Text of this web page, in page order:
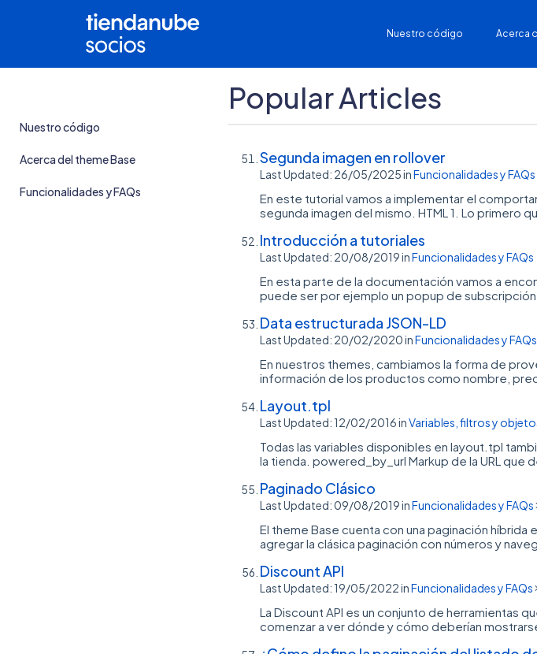
Nuestro código Acerca
Nuestro código
Acerca del theme Base
Funcionalidades y FAQs
Popular Articles
Segunda imagen en rollover
Last Updated: 26/05/2025inFuncionalidades y FAQs
En este tutorial vamos a implementar el
segunda imagen del mismo. HTML 1. Lo primero
Introducción a tutoriales
Last Updated: 20/08/2019inFuncionalidades y FAQs
En esta parte de la documentación vamos a
puede ser por ejemplo un popup de
Data estructurada JSON-LD
Last Updated: 20/02/2020inFuncionalidades y FAQs
En nuestros themes, cambiamos la forma de
información de los productos como nombre,
Layout.tpl
Last Updated: 12/02/2016inVariables, filtros y
Todas las variables disponibles en layout.tpl
la tienda. powered_by_url Markup de la URL que
Paginado Clásico
Last Updated: 09/08/2019inFuncionalidades y FAQs
El theme Base cuenta con una paginación
agregar la clásica paginación con números y
Discount API
Last Updated: 19/05/2022inFuncionalidades y FAQs
La Discount API es un conjunto de herramientas
comenzar a ver dónde y cómo deberían